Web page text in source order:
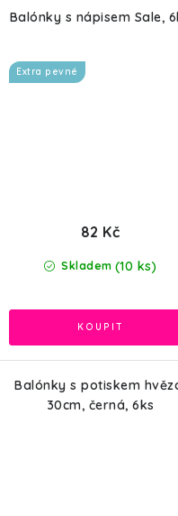
Balónky s nápisem Sale,
Extra pevné
Skladem (10 ks)
82 Kč
Balónky s potiskem
30cm, černá, 6ks